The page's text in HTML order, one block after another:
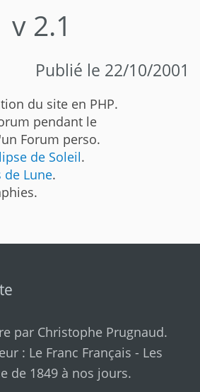
v 2.1
Publié le 22/10/2001
du site en PHP.
pendant le
Forum perso.
de Soleil.
de Lune.
par Christophe Prugnaud.
: Le Franc Français - Les
de 1849 à nos jours.